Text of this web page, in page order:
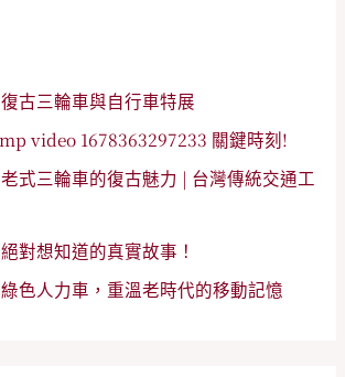
古三輪車與自行車特展
video 1678363297233 關鍵時刻!
式三輪車的復古魅力 | 台灣傳統交通工
對想知道的真實故事！
色人力車，重溫老時代的移動記憶